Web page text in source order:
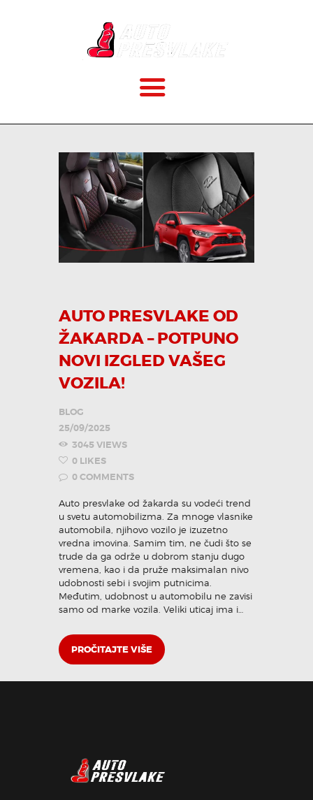
CENOVNIK
VELIČINE
KAKO MONTIRATI?
GALERIJA
KONTAKT
AUTO PRESVLAKE OD
ŽAKARDA – POTPUNO
NOVI IZGLED VAŠEG
VOZILA!
BLOG
25/09/2025
3045 VIEWS
0 LIKES
0COMMENTS
Auto presvlake od žakarda su vodeći trend
u svetu automobilizma. Za mnoge vlasnike
automobila, njihovo vozilo je izuzetno
vredna imovina. Samim tim, ne čudi što se
trude da ga održe u dobrom stanju dugo
vremena, kao i da pruže maksimalan nivo
udobnosti sebi i svojim putnicima.
Međutim, udobnost u automobilu ne zavisi
samo od marke vozila. Veliki uticaj ima i…
PROČITAJTE VIŠE